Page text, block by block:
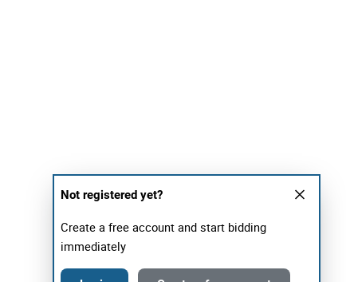
Not registered yet?
Create a free account and start bidding
immediately